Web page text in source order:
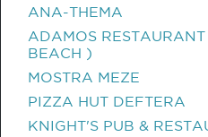
ANA-THEMA
ADAMOS
BEACH )
MOSTRA MEZE
PIZZA HUT DEFTERA
KNIGHT'S PUB &